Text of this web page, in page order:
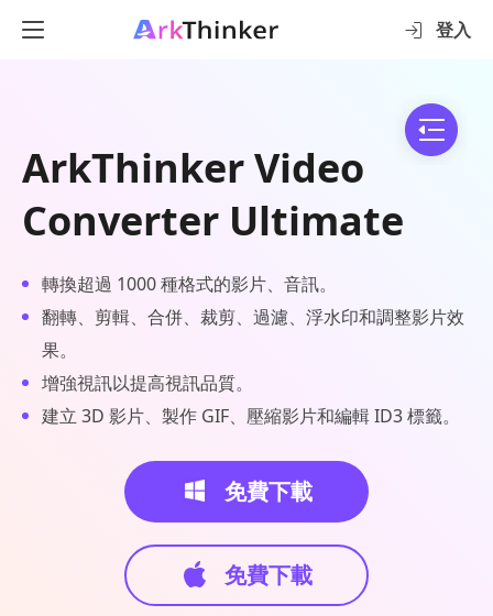
登入
ArkThinker Video
Converter Ultimate
轉換超過 1000 種格式的影片、音訊。
翻轉、剪輯、合併、裁剪、過濾、浮水印和調整影片效
果。
增強視訊以提高視訊品質。
建立 3D 影片、製作 GIF、壓縮影片和編輯 ID3 標籤。
免費下載
免費下載